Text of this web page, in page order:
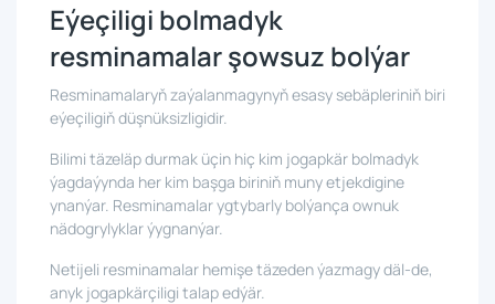
Eýeçiligi bolmadyk
resminamalar şowsuz bolýar
Resminamalaryň zaýalanmagynyň esasy sebäpleriniň biri
eýeçiligiň düşnüksizligidir.
Bilimi täzeläp durmak üçin hiç kim jogapkär bolmadyk
ýagdaýynda her kim başga biriniň muny etjekdigine
ynanýar. Resminamalar ygtybarly bolýança ownuk
nädogrylyklar ýygnanýar.
Netijeli resminamalar hemişe täzeden ýazmagy däl-de,
anyk jogapkärçiligi talap edýär.